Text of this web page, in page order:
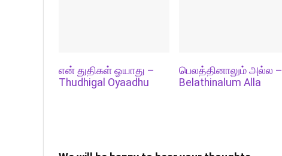
என் துதிகள் ஓயாது –
Thudhigal Oyaadhu
பெலத்தினாலும் அல்ல –
Belathinalum Alla